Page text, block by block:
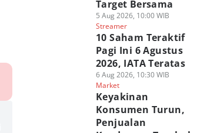
Target Bersama
5 Aug 2026, 10:00 WIB
Streamer
10 Saham Teraktif
Pagi Ini 6 Agustus
2026, IATA Teratas
6 Aug 2026, 10:30 WIB
Market
Keyakinan
Konsumen Turun,
Penjualan